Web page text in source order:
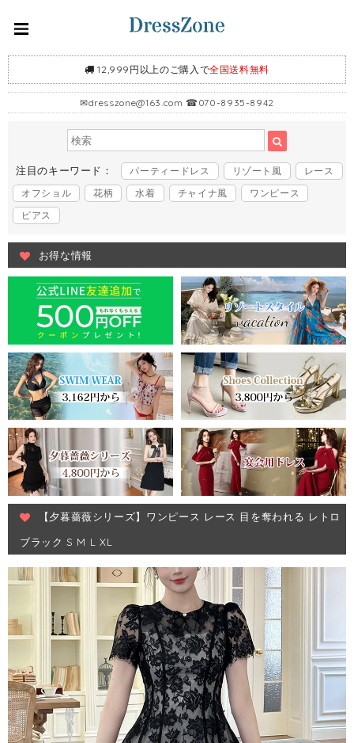
12,999円以上のご購入で全国送料無料
✉dresszone@163.com ☎070-8935-8942
注目のキーワード： パーティードレス リゾート風
レース
オフショル
花柄 水着 チャイナ風
ワンピース
ピアス
お得な情報
【夕暮薔薇シリーズ】ワンピース レース 目を奪われる レトロ
ブラック S M L XL